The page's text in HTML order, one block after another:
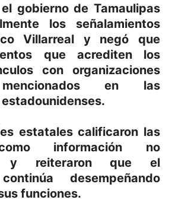
gobierno de Tamaulipas
los señalamientos
Villarreal y negó que
que acrediten los
con organizaciones
en las
estatales calificaron las
información no
y reiteraron que el
desempeñando
funciones.